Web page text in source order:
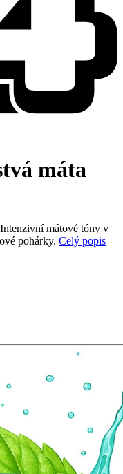
máta
mátové tóny v
pohárky. Celý popis